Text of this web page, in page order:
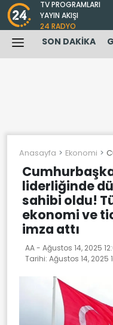
TV PROGRAMLARI
YAYIN AKIŞI
24 RADYO
SON DAKİKA
Anasayfa Ekonomi
liderliğinde
sahibi oldu!
ekonomi ve
imza attı
AA - Ağustos 14, 2025
Tarihi: Ağustos 14, 2025